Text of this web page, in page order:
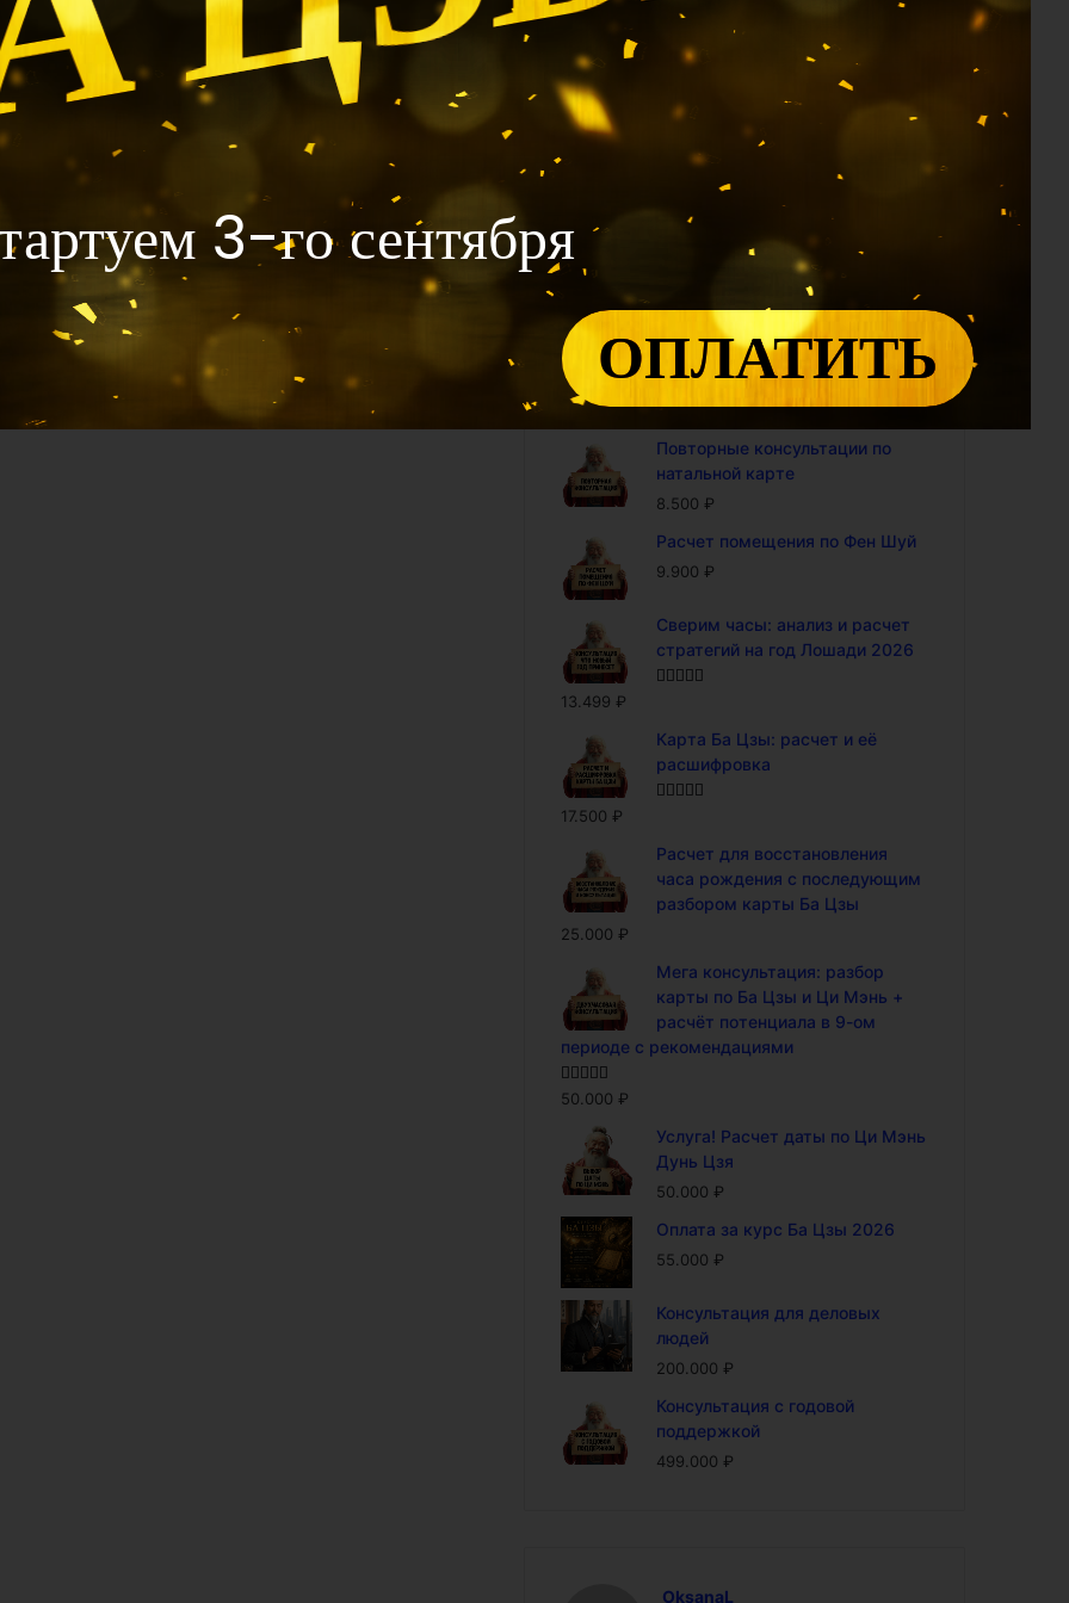
1.990
Калькулятор 12 Дворцов: проф
модуль (доступ на год)
2.400
Калькулятор Ци Мэнь: проф
модуль (доступ на год)
по Ба Цзы" (доступ на год)
Калькулятор БаЦзы:
включенность карты в 9-ый
период (доступ на год)
5.000₽
Повторные консультации по
натальной карте
8.500 ₽
Расчет помещения по Фен Шуй
9.900 ₽
Сверим часы: анализ и расчет
стратегий на год Лошади 2026
13.499 ₽
Карта Ба Цзы: расчет и её
расшифровка
17.500 ₽
Расчет для восстановления
часа рождения с последующим
разбором карты Ба Цзы
25.000 ₽
Мега консультация: разбор
карты по Ба Цзы и Ци Мэнь +
расчёт потенциала в 9-ом
периоде с рекомендациями
Оценка 5.00
50.000 ₽
Услуга! Расчет даты по Ци Мэнь
Дунь Цзя
50.000 ₽
Оплата за курс Ба Цзы 2026
55.000 ₽
Консультация для деловых
людей
200.000 ₽
Консультация с годовой
поддержкой
499.000 ₽
OksanaL
ОПЛАТИТЬ
3-го сентября